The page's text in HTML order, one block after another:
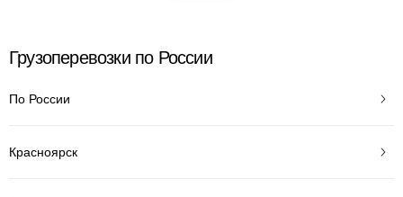
Грузоперевозки по России
По России
Красноярск